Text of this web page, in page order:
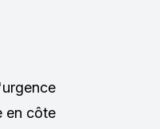
en côte